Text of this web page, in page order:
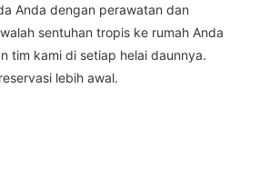
Anda dengan perawatan dan
sentuhan tropis ke rumah Anda
tim kami di setiap helai daunnya.
lebih awal.